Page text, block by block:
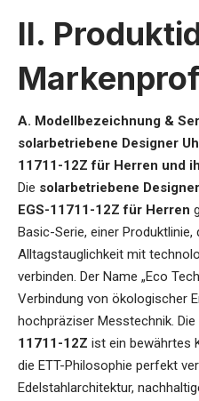
II.
A. Modellbezeichnung &
solarbetriebene Designer
11711-12Z für Herren und
Die solarbetriebene
EGS-11711-12Z für Herren
Basic-Serie, einer
Alltagstauglichkeit mit
verbinden. Der Name „Eco
Verbindung von ökologischer
hochpräziser Messtechnik. Die
11711-12Z ist ein bewährtes
die ETT-Philosophie perfekt
Edelstahlarchitektur,